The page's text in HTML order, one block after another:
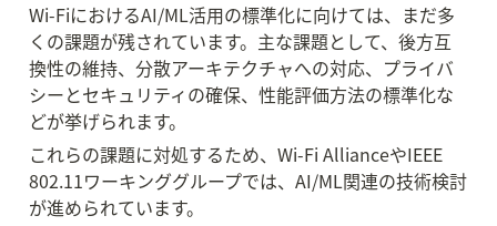
Wi-FiにおけるAI/ML活用の標準化に向けては、まだ多
くの課題が残されています。主な課題として、後方互
換性の維持、分散アーキテクチャへの対応、プライバ
シーとセキュリティの確保、性能評価方法の標準化な
どが挙げられます。
これらの課題に対処するため、Wi-Fi AllianceやIEEE
802.11ワーキンググループでは、AI/ML関連の技術検討
が進められています。